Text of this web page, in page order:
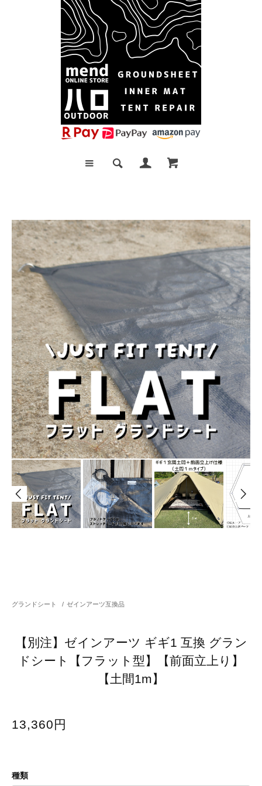
グランドシート / ゼインアーツ互換品
【別注】ゼインアーツ ギギ1 互換 グラン
ドシート【フラット型】【前面立上り】
【土間1m】
13,360円
種類